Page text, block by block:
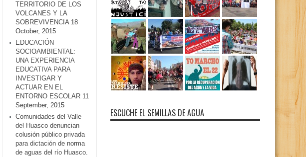
TERRITORIO DE LOS
VOLCANES Y LA
SOBREVIVENCIA 18
October, 2015
EDUCACIÓN
SOCIOAMBIENTAL:
UNA EXPERIENCIA
EDUCATIVA PARA
INVESTIGAR Y
ACTUAR EN EL
ENTORNO ESCOLAR 11
September, 2015
Comunidades del Valle
del Huasco denuncian
colusión público privada
para dictación de norma
de aguas del río Huasco.
ESCUCHE EL SEMILLAS DE AGUA